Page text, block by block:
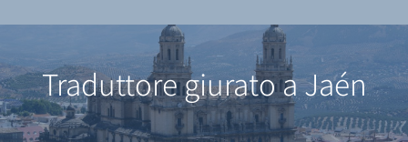
Traduttore giurato a Jaén